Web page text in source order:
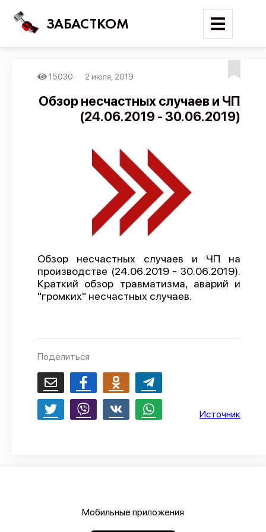
ЗАБАСТКОМ
Поиск
Карта событий
Трудовые конфликты
Отчеты
Предложить публикацию
API
О проекте
Политика конфиденциальности
15030 2 июля, 2019
Обзор несчастных случаев и ЧП
(24.06.2019 - 30.06.2019)
Обзор несчастных случаев и ЧП на
производстве (24.06.2019 - 30.06.2019).
Краткий обзор травматизма, аварий и
"громких" несчастных случаев.
Поделиться
Источник
Мобильные приложения